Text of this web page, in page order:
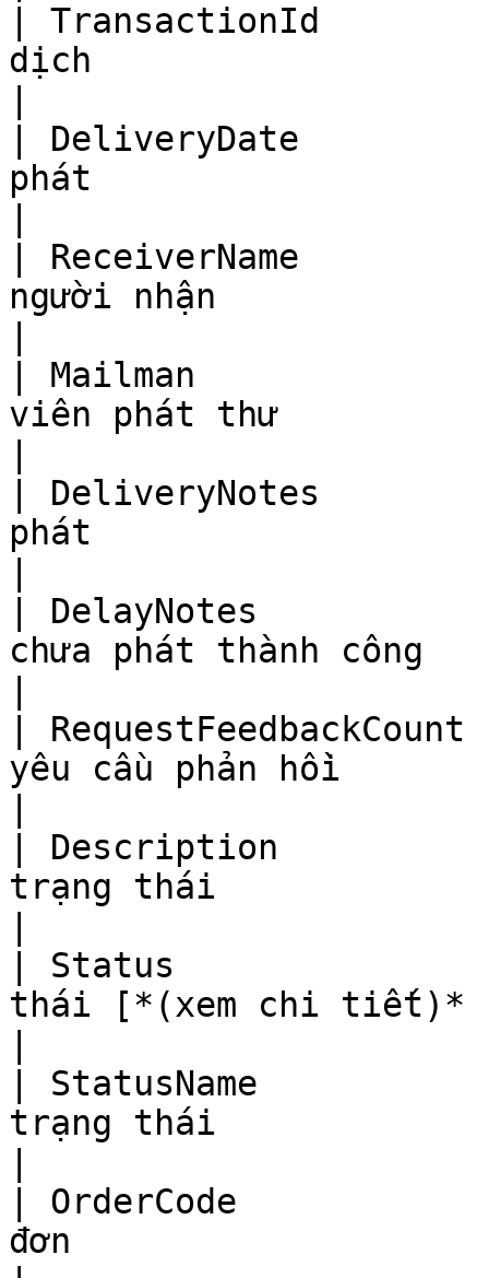
| TransactionId
dịch
| DeliveryDate
phát
| ReceiverName
người nhận
| Mailman
viên phát thư
| DeliveryNotes
phát
| DelayNotes
chưa phát thành công
|
yêu cầu phản hồi
| Description
trạng thái
| Status
thái [*(xem chi tiết)*
| StatusName
trạng thái
| OrderCode
đơn